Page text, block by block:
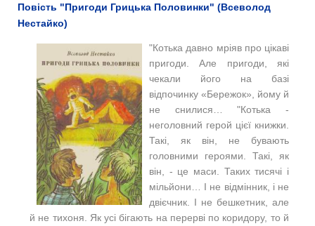
Повість "Пригоди Грицька Половинки" (Всеволод
Нестайко)
"Котька давно мріяв про цікаві
пригоди. Але пригоди, які
чекали його на базі
відпочинку «Бережок», йому й
не снилися… "Котька -
неголовний герой цієї книжки.
Такі, як він, не бувають
головними героями. Такі, як
він, - це маси. Таких тисячі і
мільйони… І не відмінник, і не
двієчник. І не бешкетник, але
й не тихоня. Як усі бігають на перерві по коридору, то й